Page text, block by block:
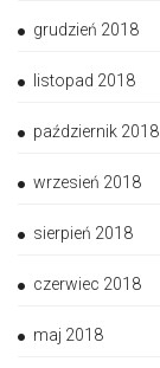
grudzień 2018
listopad 2018
październik 2018
wrzesień 2018
sierpień 2018
czerwiec 2018
maj 2018